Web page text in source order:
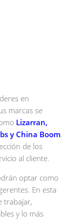
en
marcas se
Lizarran,
y China Boom.
de los
al cliente.
optar como
En esta
trabajar,
y lo más